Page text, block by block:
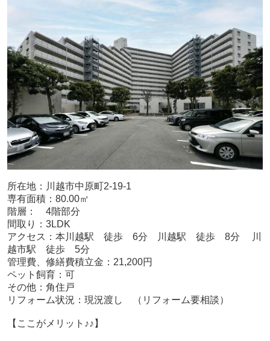
所在地：川越市中原町2-19-1
専有面積：80.00㎡
階層： 4階部分
間取り：3LDK
アクセス：本川越駅 徒歩 6分 川越駅 徒歩 8分 川
越市駅 徒歩 5分
管理費、修繕費積立金：21,200円
ペット飼育：可
その他：角住戸
リフォーム状況：現況渡し （リフォーム要相談）
【ここがメリット♪♪】